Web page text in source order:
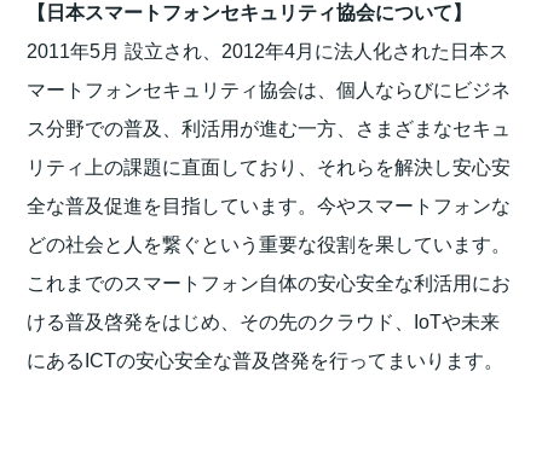
【日本スマートフォンセキュリティ協会について】
2011年5月 設立され、2012年4月に法人化された日本ス
マートフォンセキュリティ協会は、個人ならびにビジネ
ス分野での普及、利活用が進む一方、さまざまなセキュ
リティ上の課題に直面しており、それらを解決し安心安
全な普及促進を目指しています。今やスマートフォンな
どの社会と人を繋ぐという重要な役割を果しています。
これまでのスマートフォン自体の安心安全な利活用にお
ける普及啓発をはじめ、その先のクラウド、IoTや未来
にあるICTの安心安全な普及啓発を行ってまいります。